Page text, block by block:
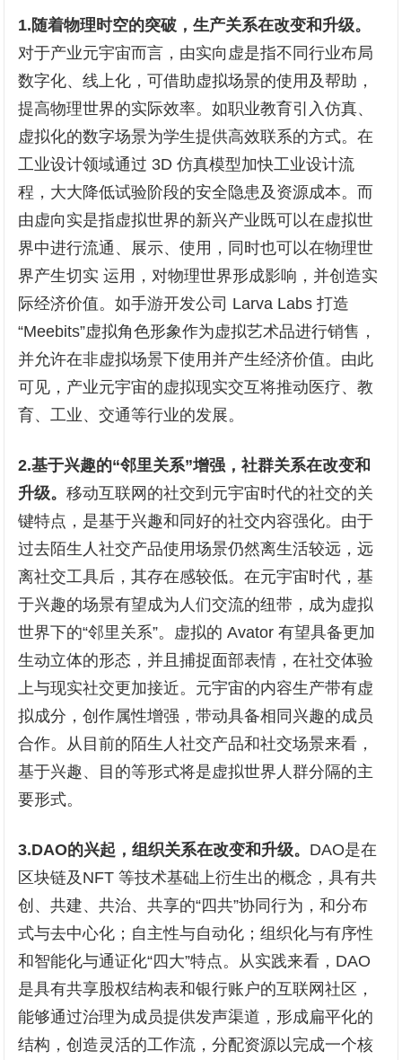
1.随着物理时空的突破，生产关系在改变和升级。
对于产业元宇宙而言，由实向虚是指不同行业布局
数字化、线上化，可借助虚拟场景的使用及帮助，
提高物理世界的实际效率。如职业教育引入仿真、
虚拟化的数字场景为学生提供高效联系的方式。在
工业设计领域通过 3D 仿真模型加快工业设计流
程，大大降低试验阶段的安全隐患及资源成本。而
由虚向实是指虚拟世界的新兴产业既可以在虚拟世
界中进行流通、展示、使用，同时也可以在物理世
界产生切实 运用，对物理世界形成影响，并创造实
际经济价值。如手游开发公司 Larva Labs 打造
“Meebits”虚拟角色形象作为虚拟艺术品进行销售，
并允许在非虚拟场景下使用并产生经济价值。由此
可见，产业元宇宙的虚拟现实交互将推动医疗、教
育、工业、交通等行业的发展。
2.基于兴趣的“邻里关系”增强，社群关系在改变和
升级。移动互联网的社交到元宇宙时代的社交的关
键特点，是基于兴趣和同好的社交内容强化。由于
过去陌生人社交产品使用场景仍然离生活较远，远
离社交工具后，其存在感较低。在元宇宙时代，基
于兴趣的场景有望成为人们交流的纽带，成为虚拟
世界下的“邻里关系”。虚拟的 Avator 有望具备更加
生动立体的形态，并且捕捉面部表情，在社交体验
上与现实社交更加接近。元宇宙的内容生产带有虚
拟成分，创作属性增强，带动具备相同兴趣的成员
合作。从目前的陌生人社交产品和社交场景来看，
基于兴趣、目的等形式将是虚拟世界人群分隔的主
要形式。
3.DAO的兴起，组织关系在改变和升级。 DAO是在
区块链及NFT 等技术基础上衍生出的概念，具有共
创、共建、共治、共享的“四共”协同行为，和分布
式与去中心化；自主性与自动化；组织化与有序性
和智能化与通证化“四大”特点。从实践来看，DAO
是具有共享股权结构表和银行账户的互联网社区，
能够通过治理为成员提供发声渠道，形成扁平化的
结构，创造灵活的工作流，分配资源以完成一个核